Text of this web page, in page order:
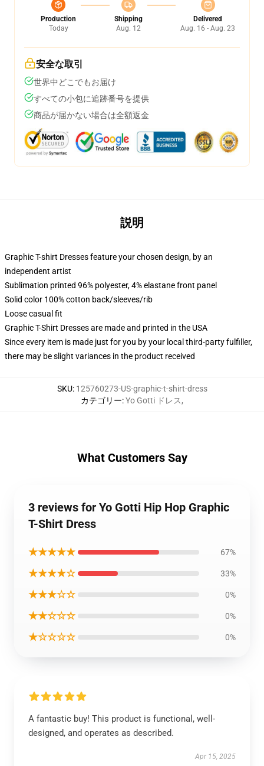
Production
Today
Shipping
Aug. 12
Delivered
Aug. 16 - Aug. 23
安全な取引
世界中どこでもお届け
すべての小包に追跡番号を提供
商品が届かない場合は全額返金
説明
Graphic T-shirt Dresses feature your chosen design, by an
independent artist
Sublimation printed 96% polyester, 4% elastane front panel
Solid color 100% cotton back/sleeves/rib
Loose casual fit
Graphic T-Shirt Dresses are made and printed in the USA
Since every item is made just for you by your local third-party fulfiller,
there may be slight variances in the product received
SKU: 125760273-US-graphic-t-shirt-dress
カテゴリー:Yo Gotti ドレス,
What Customers Say
3 reviews for Yo Gotti Hip Hop Graphic
T-Shirt Dress
★★★★★ 67%
★★★★☆ 33%
★★★☆☆ 0%
★★☆☆☆ 0%
★☆☆☆☆ 0%
A fantastic buy! This product is functional, well-
designed, and operates as described.
Apr 15, 2025